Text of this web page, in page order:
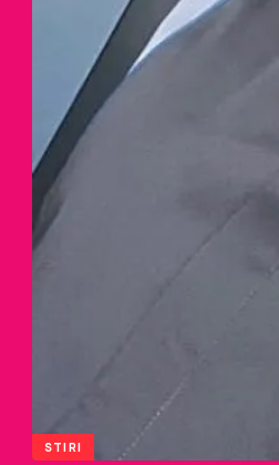
STIRI